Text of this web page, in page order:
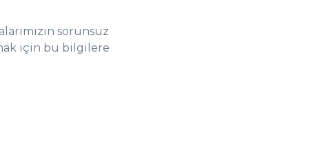
sorunsuz
için bu bilgilere